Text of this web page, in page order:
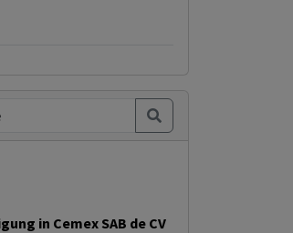
in Cemex SAB de CV